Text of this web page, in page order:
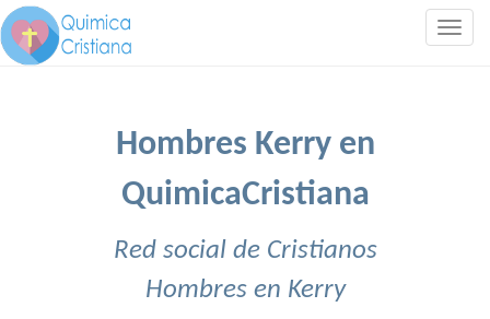
Hombres Kerry en
QuimicaCristiana
Red social de Cristianos
Hombres en Kerry